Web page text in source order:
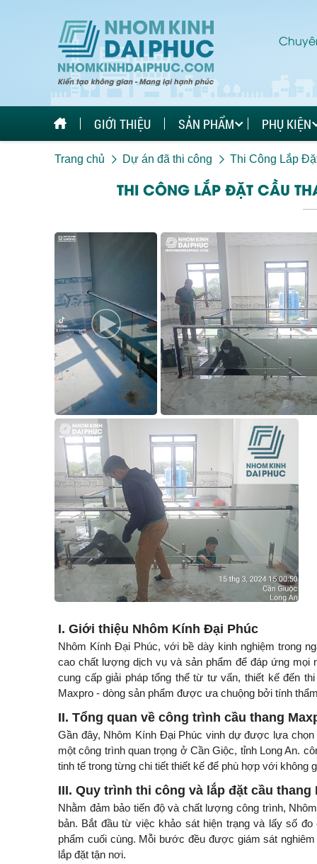
GIỚI THIỆU SẢN PHẨM PHỤ KIỆN
Trang chủ Dự án đã thi công Thi Công Lắp
THI CÔNG LẮP ĐẶT CẦU
I. Giới thiệu Nhôm Kính Đại Phúc
Nhôm Kính Đại Phúc, với bề dày kinh nghiệm trong
cao chất lượng dịch vụ và sản phẩm để đáp ứng mọi
cung cấp giải pháp tổng thể từ tư vấn, thiết kế đến
Maxpro - dòng sản phẩm được ưa chuộng bởi tính
II. Tổng quan về công trình cầu thang
Gần đây, Nhôm Kính Đại Phúc vinh dự được lựa
một công trình quan trọng ở Cần Giộc, tỉnh Long An.
tinh tế trong từng chi tiết thiết kế để phù hợp với không
III. Quy trình thi công và lắp đặt cầu thang
Nhằm đảm bảo tiến độ và chất lượng công trình,
bản. Bắt đầu từ việc khảo sát hiện trạng và lấy số
phẩm cuối cùng. Mỗi bước đều được giám sát
lắp đặt tận nơi.